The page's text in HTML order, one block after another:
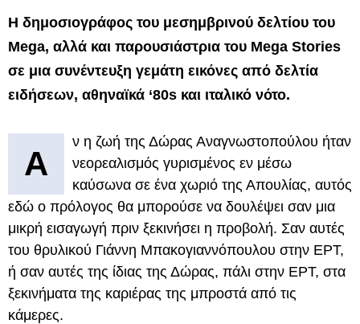
Η δημοσιογράφος του μεσημβρινού δελτίου του
Mega, αλλά και παρουσιάστρια του Mega Stories
σε μια συνέντευξη γεμάτη εικόνες από δελτία
ειδήσεων, αθηναϊκά ‘80s και ιταλικό νότο.
Α
ν η ζωή της Δώρας Αναγνωστοπούλου ήταν
νεορεαλισμός γυρισμένος εν μέσω
καύσωνα σε ένα χωριό της Απουλίας, αυτός
εδώ ο πρόλογος θα μπορούσε να δουλέψει σαν μια
μικρή εισαγωγή πριν ξεκινήσει η προβολή. Σαν αυτές
του θρυλικού Γιάννη Μπακογιαννόπουλου στην ΕΡΤ,
ή σαν αυτές της ίδιας της Δώρας, πάλι στην ΕΡΤ, στα
ξεκινήματα της καριέρας της μπροστά από τις
κάμερες.